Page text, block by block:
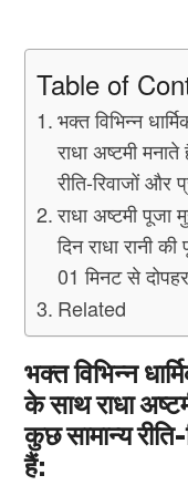
Table of
भक्त विभिन्न
राधा अष्टमी
रीति-रिवाजों
राधा अष्टमी पूजा
दिन राधा रानी
01 मिनट से
Related
भक्त विभिन्न
के साथ राधा
कुछ सामान्य
हैं: